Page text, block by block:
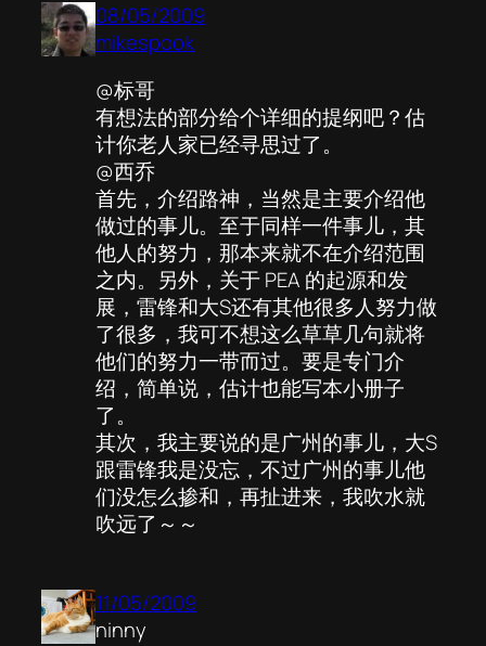
08/05/2009
mikespook
@标哥
有想法的部分给个详细的提纲吧？估
计你老人家已经寻思过了。
@西乔
首先，介绍路神，当然是主要介绍他
做过的事儿。至于同样一件事儿，其
他人的努力，那本来就不在介绍范围
之内。另外，关于 PEA 的起源和发
展，雷锋和大S还有其他很多人努力做
了很多，我可不想这么草草几句就将
他们的努力一带而过。要是专门介
绍，简单说，估计也能写本小册子
了。
其次，我主要说的是广州的事儿，大S
跟雷锋我是没忘，不过广州的事儿他
们没怎么掺和，再扯进来，我吹水就
吹远了～～
11/05/2009
ninny